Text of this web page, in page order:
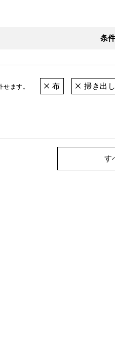
条
ます。 布 掃き出
す